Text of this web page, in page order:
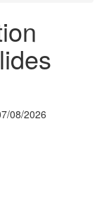
08/2026